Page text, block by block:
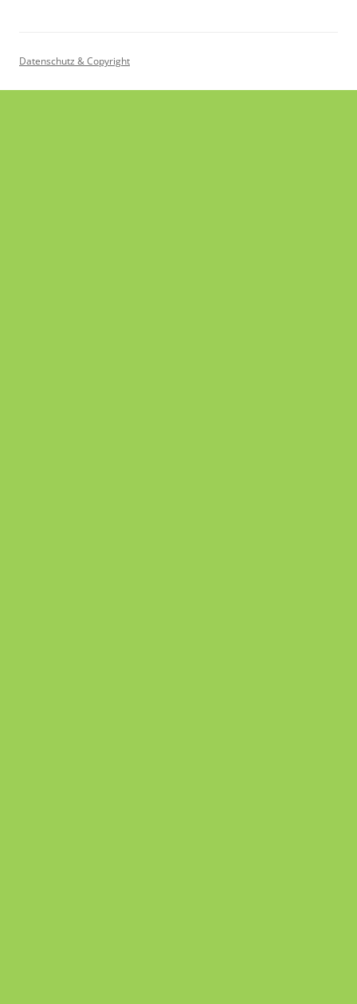
Datenschutz & Copyright